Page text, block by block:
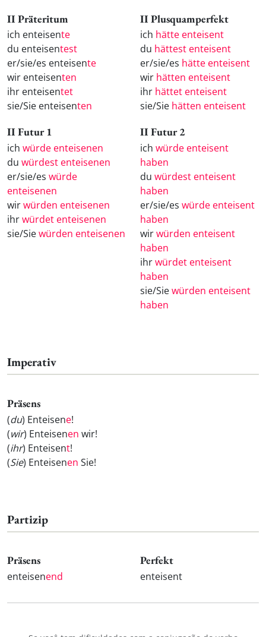
II Präteritum
ich enteisente
du enteisentest
er/sie/es enteisente
wir enteisenten
ihr enteisentet
sie/Sie enteisenten
II Plusquamperfekt
ich hätte enteisent
du hättest enteisent
er/sie/es hätte enteisent
wir hätten enteisent
ihr hättet enteisent
sie/Sie hätten enteisent
II Futur 1
ich würde enteisenen
du würdest enteisenen
er/sie/es würde
enteisenen
wirwürden enteisenen
ihrwürdet enteisenen
sie/Siewürden enteisenen
II Futur 2
ich würde enteisent
haben
du würdest enteisent
haben
er/sie/es würde enteisent
haben
wirwürden enteisent
haben
ihrwürdet enteisent
haben
sie/Siewürden enteisent
haben
Imperativ
Präsens
(du) Enteisene!
(wir) Enteisenen wir!
(ihr) Enteisent!
(Sie) Enteisenen Sie!
Partizip
Präsens
enteisenend
Perfekt
enteisent